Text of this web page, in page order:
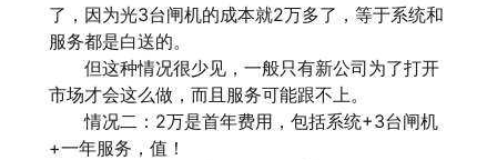
了，因为光3台闸机的成本就2万多了，等于系统和
服务都是白送的。
但这种情况很少见，一般只有新公司为了打开
市场才会这么做，而且服务可能跟不上。
情况二：2万是首年费用，包括系统+3台闸机
+一年服务，值！